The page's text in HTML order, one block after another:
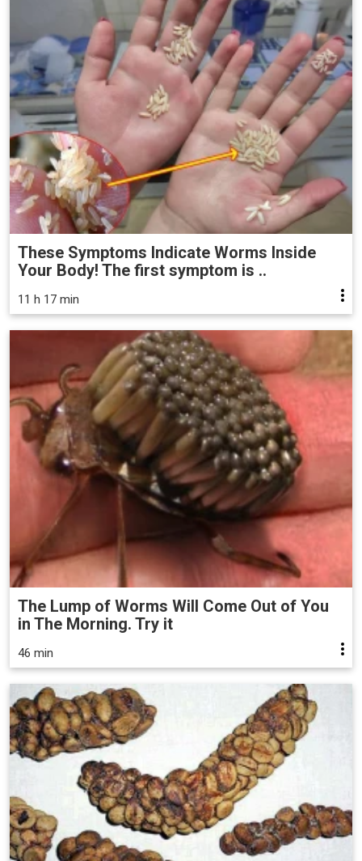
These Symptoms Indicate Worms Inside
Your Body! The first symptom is ..
11 h 17 min
The Lump of Worms Will Come Out of You
in The Morning. Try it
46 min